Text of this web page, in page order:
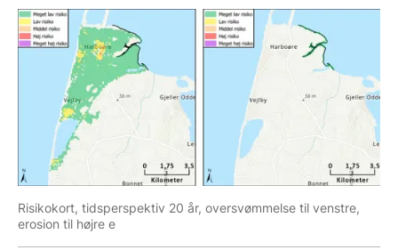
Risikokort, tidsperspektiv 20 år, oversvømmelse til venstre,
erosion til højre e